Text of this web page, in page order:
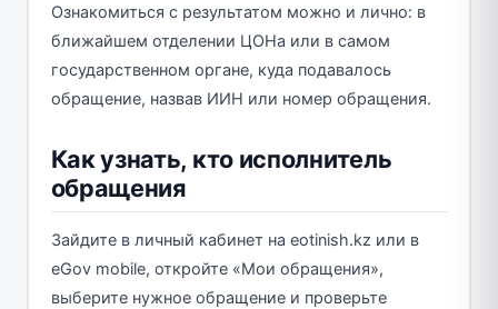
Ознакомиться с результатом можно и лично: в
ближайшем отделении ЦОНа или в самом
государственном органе, куда подавалось
обращение, назвав ИИН или номер обращения.
Как узнать, кто исполнитель
обращения
Зайдите в личный кабинет на eotinish.kz или в
eGov mobile, откройте «Мои обращения»,
выберите нужное обращение и проверьте